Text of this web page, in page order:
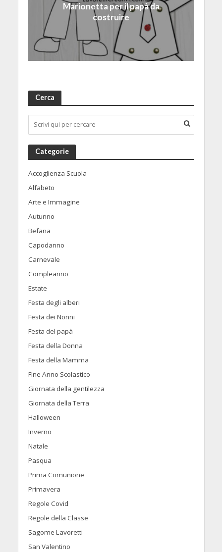
Marionetta per il papà da
costruire
Cerca
Categorie
Accoglienza Scuola
Alfabeto
Arte e Immagine
Autunno
Befana
Capodanno
Carnevale
Compleanno
Estate
Festa degli alberi
Festa dei Nonni
Festa del papà
Festa della Donna
Festa della Mamma
Fine Anno Scolastico
Giornata della gentilezza
Giornata della Terra
Halloween
Inverno
Natale
Pasqua
Prima Comunione
Primavera
Regole Covid
Regole della Classe
Sagome Lavoretti
San Valentino